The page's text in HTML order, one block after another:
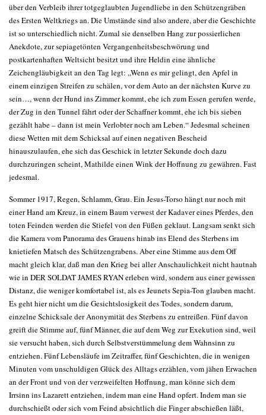
über den Verbleib ihrer totgeglaubten Jugendliebe in den Schützengräben
des Ersten Weltkriegs an. Die Umstände sind also andere, aber die Geschichte
ist so unterschiedlich nicht. Zumal sie denselben Hang zur possierlichen
Anekdote, zur sepiagetönten Vergangenheitsbeschwörung und
postkartenhaften Weltsicht besitzt und ihre Heldin eine ähnliche
Zeichengläubigkeit an den Tag legt: „Wenn es mir gelingt, den Apfel in
einem einzigen Streifen zu schälen, vor dem Auto an der nächsten Kurve zu
sein…, wenn der Hund ins Zimmer kommt, ehe ich zum Essen gerufen werde,
der Zug in den Tunnel fährt oder der Schaffner kommt, ehe ich bis sieben
gezählt habe – dann ist mein Verlobter noch am Leben.“ Jedesmal scheinen
diese Wetten mit dem Schicksal auf einen negativen Bescheid
hinauszulaufen, ehe sich das Geschick in letzter Sekunde doch dazu
durchzuringen scheint, Mathilde einen Wink der Hoffnung zu gewähren. Fast
jedesmal.
Sommer 1917, Regen, Schlamm, Grau. Ein Jesus-Torso hängt nur noch mit
einer Hand am Kreuz, in einem Baum verwest der Kadaver eines Pferdes, den
toten Feinden werden die Stiefel von den Füßen geklaut. Langsam senkt sich
die Kamera vom Panorama des Grauens hinab ins Elend des Sterbens im
knietiefen Matsch des Schützengrabens. Aber eine Stimme aus dem Off
macht gleich klar, daß man den Krieg bei aller Anschaulichkeit nicht hautnah
wie in DER SOLDAT JAMES RYAN erleben wird, sondern aus einer gewissen
Distanz, die weniger komfortabel ist, als es Jeunets Sepia-Ton glauben macht.
Es geht hier nicht um die Gesichtslosigkeit des Todes, sondern darum,
einzelne Schicksale der Anonymität des Sterbens zu entreißen. Fünf davon
greift die Stimme auf, fünf Männer, die auf dem Weg zur Exekution sind, weil
sie versucht haben, sich durch Selbstverstümmelung dem Wahnsinn zu
entziehen. Fünf Lebensläufe im Zeitraffer, fünf Geschichten, die in wenigen
Minuten vom unschuldigen Glück des Alltags erzählen, vom jähen Erwachen
an der Front und von der verzweifelten Hoffnung, man könne sich dem
Irrsinn ins Lazarett entziehen, indem man eine Hand opfert. Indem man sie
durchschießt oder sich vom Feind absichtlich die Finger abschießen läßt,